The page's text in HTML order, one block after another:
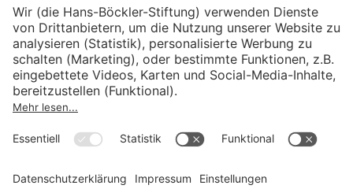
Wirtschafts- und Sozialwissenschaftliches Institut
Institut für Makroökonomie und
Konjunkturforschung
Unternehmensführung